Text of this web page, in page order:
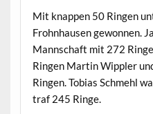
Mit knappen 50 Ringen
Frohnhausen gewonnen.
Mannschaft mit 272
Ringen Martin Wippler
Ringen. Tobias Schmehl
traf 245 Ringe.